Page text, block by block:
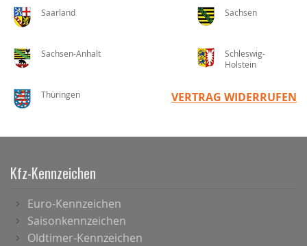
Saarland Sachsen
Sachsen-Anhalt
Schleswig-
Holstein
Thüringen VERTRAG WIDERRUFEN
Kfz-Kennzeichen
Euro-Kennzeichen
Saisonkennzeichen
Oldtimer-Kennzeichen